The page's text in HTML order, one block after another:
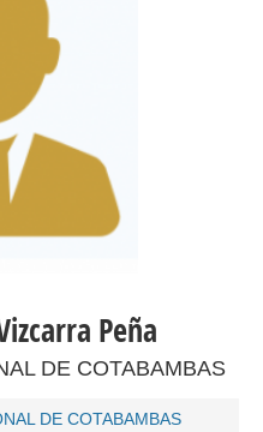
Peña
DE COTABAMBAS
DE COTABAMBAS